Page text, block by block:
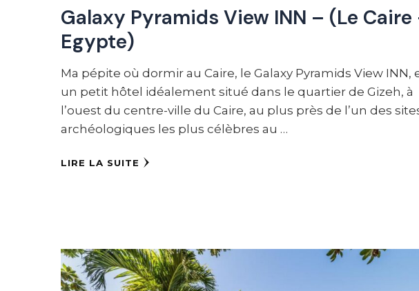
Galaxy Pyramids View INN – (Le Caire
Egypte)
Ma pépite où dormir au Caire, le Galaxy Pyramids View INN,
un petit hôtel idéalement situé dans le quartier de Gizeh, à
l’ouest du centre-ville du Caire, au plus près de l’un des
archéologiques les plus célèbres au …
LIRE LA SUITE